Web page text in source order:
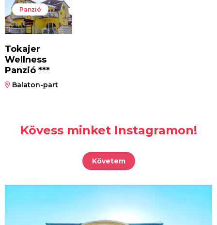
Panzió
Tokajer
Wellness
Panzió ***
Balaton-part
Kövess minket Instagramon!
Követem